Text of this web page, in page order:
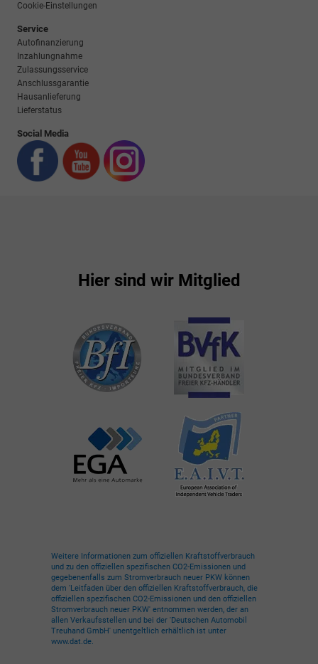
Cookie-Einstellungen
Service
Autofinanzierung
Inzahlungnahme
Zulassungsservice
Anschlussgarantie
Hausanlieferung
Lieferstatus
Social Media
Hier sind wir Mitglied
Weitere Informationen zum offiziellen Kraftstoffverbrauch
und zu den offiziellen spezifischen CO2-Emissionen und
gegebenenfalls zum Stromverbrauch neuer PKW können
dem 'Leitfaden über den offiziellen Kraftstoffverbrauch, die
offiziellen spezifischen CO2-Emissionen und den offiziellen
Stromverbrauch neuer PKW' entnommen werden, der an
allen Verkaufsstellen und bei der 'Deutschen Automobil
Treuhand GmbH' unentgeltlich erhältlich ist unter
www.dat.de.